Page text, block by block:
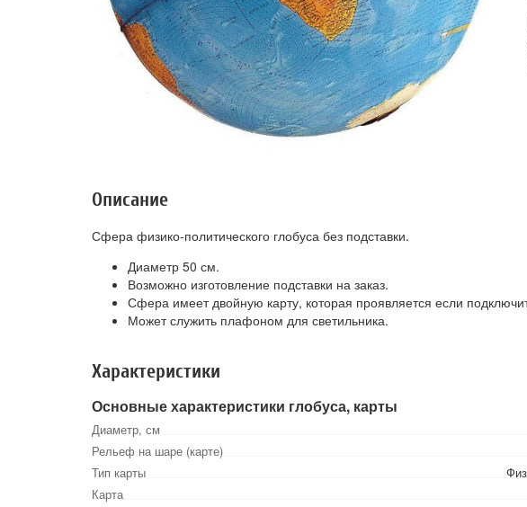
Описание
Сфера физико-политического глобуса без подставки.
Диаметр 50 см.
Возможно изготовление подставки на заказ.
Сфера имеет двойную карту, которая проявляется если
Может служить плафоном для светильника.
Характеристики
Основные характеристики глобуса, карты
Диаметр, см
Рельеф на шаре (карте)
Тип карты
Карта